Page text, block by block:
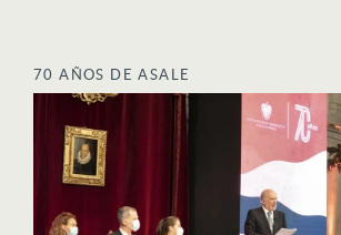
70 AÑOS DE ASALE